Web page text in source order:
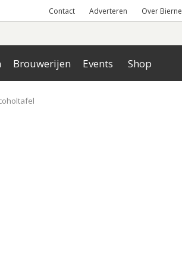
Contact Adverteren Over
Brouwerijen Events Shop